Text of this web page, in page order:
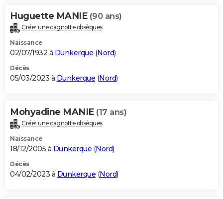
Huguette MANIE (90 ans)
Créer une cagnotte obsèques
Naissance
02/07/1932 à Dunkerque (Nord)
Décès
05/03/2023 à Dunkerque (Nord)
Mohyadine MANIE (17 ans)
Créer une cagnotte obsèques
Naissance
18/12/2005 à Dunkerque (Nord)
Décès
04/02/2023 à Dunkerque (Nord)